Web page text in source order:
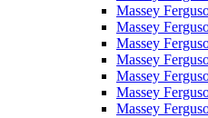
Massey
Massey
Massey
Massey
Massey
Massey
Massey